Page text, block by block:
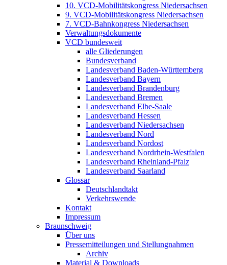
10. VCD-Mobilitätskongress Niedersachsen
9. VCD-Mobilitätskongress Niedersachsen
7. VCD-Bahnkongress Niedersachsen
Verwaltungsdokumente
VCD bundesweit
alle Gliederungen
Bundesverband
Landesverband Baden-Württemberg
Landesverband Bayern
Landesverband Brandenburg
Landesverband Bremen
Landesverband Elbe-Saale
Landesverband Hessen
Landesverband Niedersachsen
Landesverband Nord
Landesverband Nordost
Landesverband Nordrhein-Westfalen
Landesverband Rheinland-Pfalz
Landesverband Saarland
Glossar
Deutschlandtakt
Verkehrswende
Kontakt
Impressum
Braunschweig
Über uns
Pressemitteilungen und Stellungnahmen
Archiv
Material & Downloads